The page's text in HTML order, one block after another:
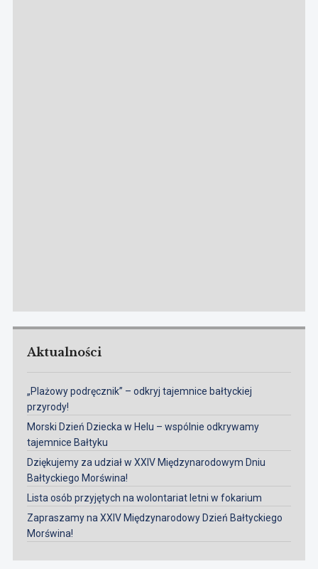
Aktualności
„Plażowy podręcznik” – odkryj tajemnice bałtyckiej
przyrody!
Morski Dzień Dziecka w Helu – wspólnie odkrywamy
tajemnice Bałtyku
Dziękujemy za udział w XXIV Międzynarodowym Dniu
Bałtyckiego Morświna!
Lista osób przyjętych na wolontariat letni w fokarium
Zapraszamy na XXIV Międzynarodowy Dzień Bałtyckiego
Morświna!